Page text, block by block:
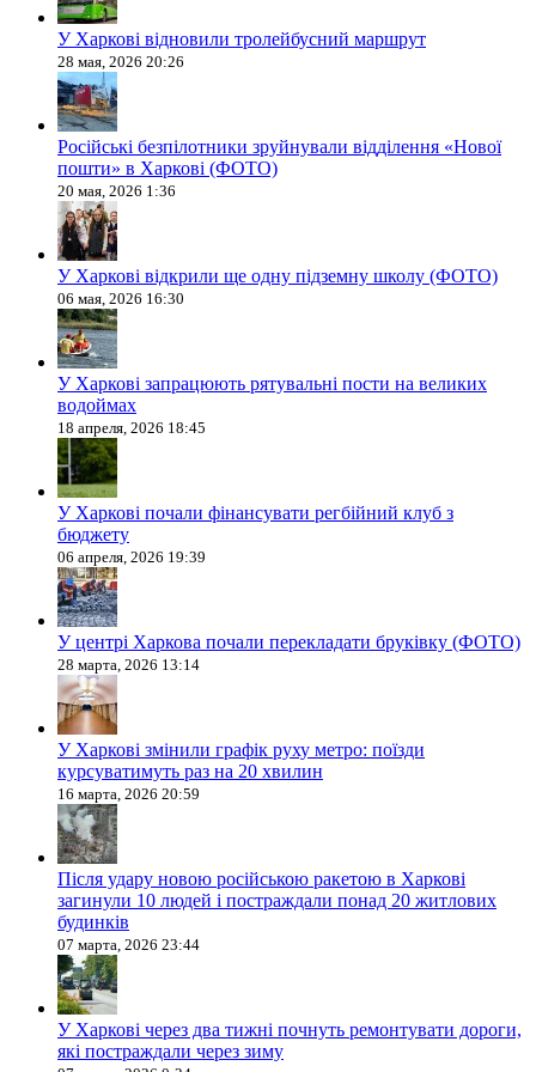
У Харкові відновили тролейбусний маршрут
28 мая, 2026 20:26
Російські безпілотники зруйнували відділення «Нової
пошти» в Харкові (ФОТО)
20 мая, 2026 1:36
У Харкові відкрили ще одну підземну школу (ФОТО)
06 мая, 2026 16:30
У Харкові запрацюють рятувальні пости на великих
водоймах
18 апреля, 2026 18:45
У Харкові почали фінансувати регбійний клуб з
бюджету
06 апреля, 2026 19:39
У центрі Харкова почали перекладати бруківку (ФОТО)
28 марта, 2026 13:14
У Харкові змінили графік руху метро: поїзди
курсуватимуть раз на 20 хвилин
16 марта, 2026 20:59
Після удару новою російською ракетою в Харкові
загинули 10 людей і постраждали понад 20 житлових
будинків
07 марта, 2026 23:44
У Харкові через два тижні почнуть ремонтувати дороги,
які постраждали через зиму